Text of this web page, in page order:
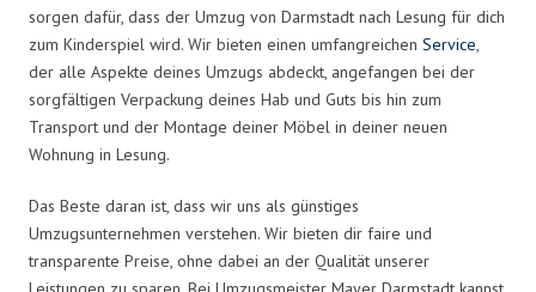
sorgen dafür, dass der Umzug von Darmstadt nach Lesung für dich
zum Kinderspiel wird. Wir bieten einen umfangreichen Service,
der alle Aspekte deines Umzugs abdeckt, angefangen bei der
sorgfältigen Verpackung deines Hab und Guts bis hin zum
Transport und der Montage deiner Möbel in deiner neuen
Wohnung in Lesung.
Das Beste daran ist, dass wir uns als günstiges
Umzugsunternehmen verstehen. Wir bieten dir faire und
transparente Preise, ohne dabei an der Qualität unserer